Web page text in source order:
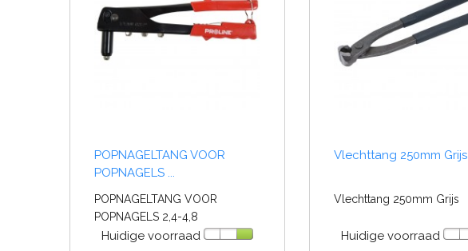
POPNAGELTANG VOOR
POPNAGELS ...
POPNAGELTANG VOOR
POPNAGELS 2,4-4,8
Huidige voorraad
Vlechttang 250mm Grijs
Vlechttang 250mm Grijs
Huidige voorraad